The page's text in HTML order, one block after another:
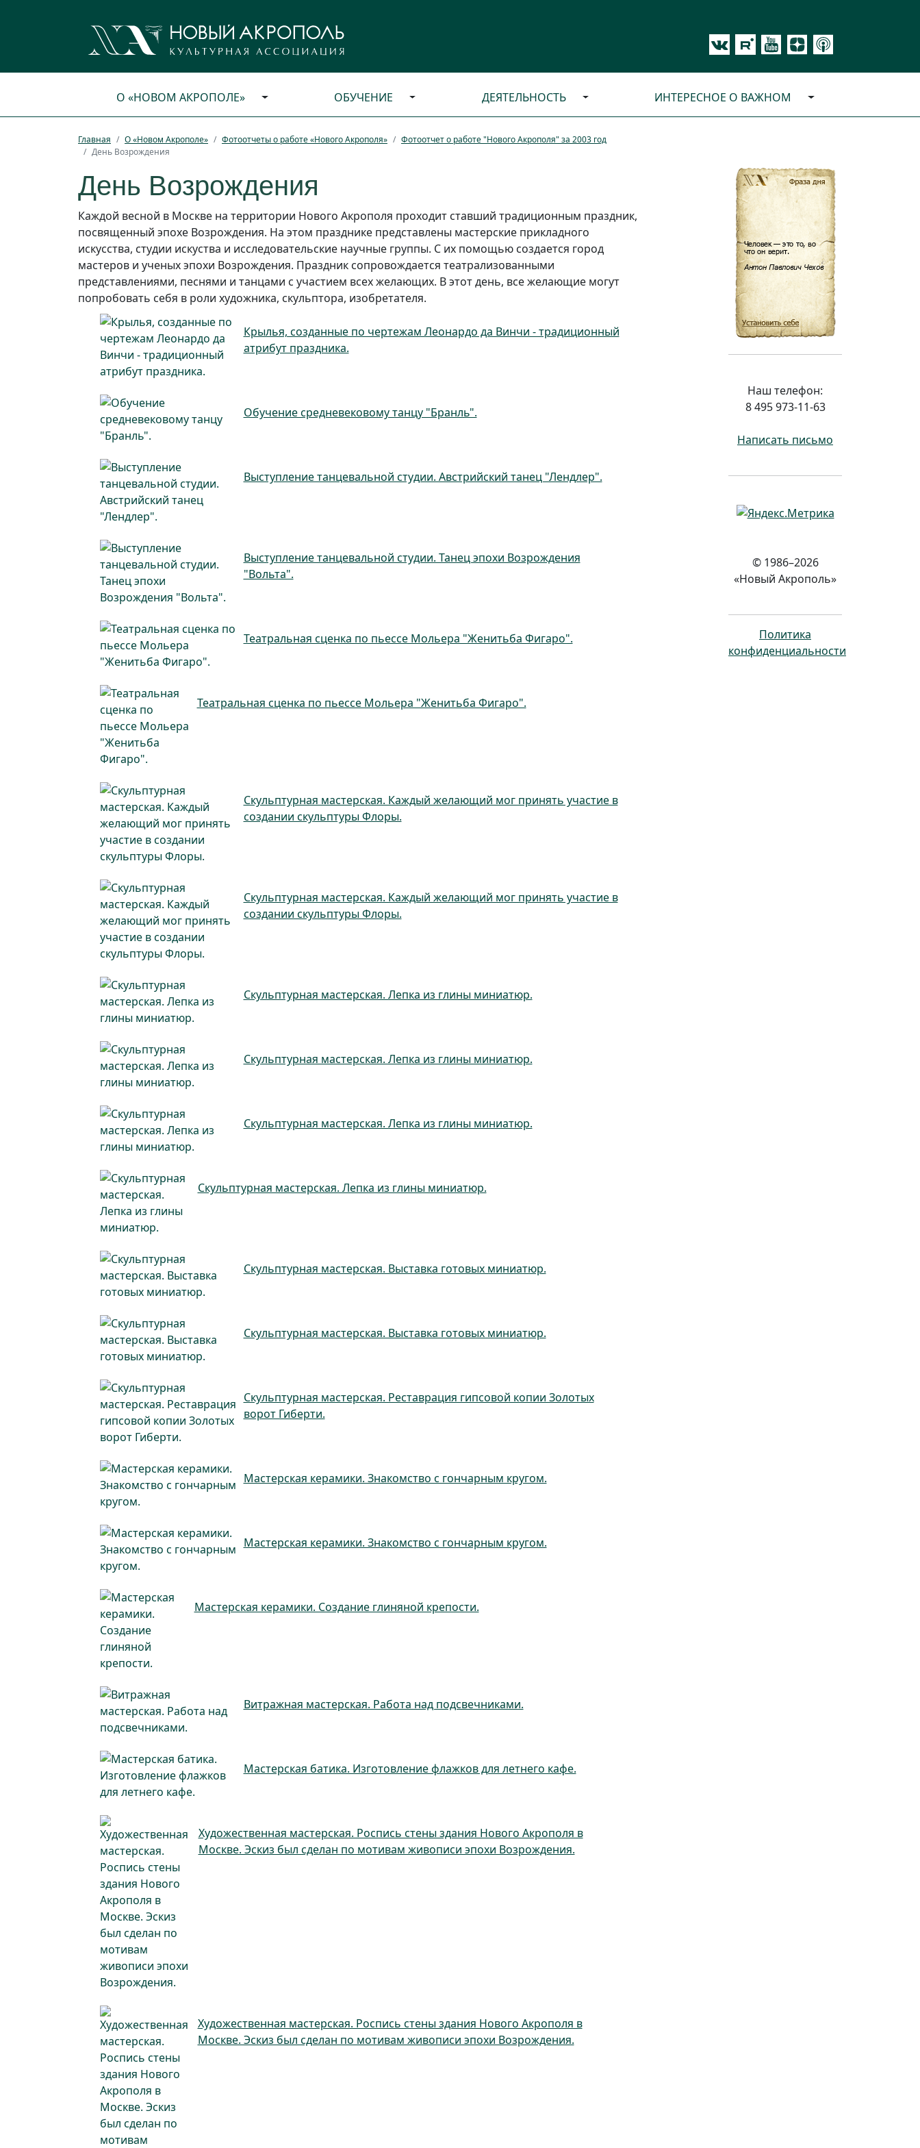
О «НОВОМ АКРОПОЛЕ» ОБУЧЕНИЕ ДЕЯТЕЛЬНОСТЬ ИНТЕРЕСНОЕ О ВАЖНОМ
Главная О «Новом Акрополе» Фотоотчеты о работе «Нового Акрополя»
Фотоотчет о работе "Нового Акрополя" за 2003 год
День Возрождения
День Возрождения
Каждой весной в Москве на территории Нового Акрополя проходит ставший традиционным праздник,
посвященный эпохе Возрождения. На этом празднике представлены мастерские прикладного
искусства, студии искуства и исследовательские научные группы. С их помощью создается город
мастеров и ученых эпохи Возрождения. Праздник сопровождается театрализованными
представлениями, песнями и танцами с участием всех желающих. В этот день, все желающие могут
попробовать себя в роли художника, скульптора, изобретателя.
Крылья, созданные по чертежам Леонардо да Винчи - традиционный
атрибут праздника.
Обучение средневековому танцу "Бранль".
Выступление танцевальной студии. Австрийский танец "Лендлер".
Выступление танцевальной студии. Танец эпохи Возрождения
"Вольта".
Театральная сценка по пьессе Мольера "Женитьба Фигаро".
Театральная сценка по пьессе Мольера "Женитьба Фигаро".
Скульптурная мастерская. Каждый желающий мог принять участие в
создании скульптуры Флоры.
Скульптурная мастерская. Каждый желающий мог принять участие в
создании скульптуры Флоры.
Скульптурная мастерская. Лепка из глины миниатюр.
Скульптурная мастерская. Лепка из глины миниатюр.
Скульптурная мастерская. Лепка из глины миниатюр.
Скульптурная мастерская. Лепка из глины миниатюр.
Скульптурная мастерская. Выставка готовых миниатюр.
Скульптурная мастерская. Выставка готовых миниатюр.
Скульптурная мастерская. Реставрация гипсовой копии Золотых
ворот Гиберти.
Мастерская керамики. Знакомство с гончарным кругом.
Мастерская керамики. Знакомство с гончарным кругом.
Мастерская керамики. Создание глиняной крепости.
Витражная мастерская. Работа над подсвечниками.
Мастерская батика. Изготовление флажков для летнего кафе.
Художественная мастерская. Роспись стены здания Нового Акрополя в
Москве. Эскиз был сделан по мотивам живописи эпохи Возрождения.
Художественная мастерская. Роспись стены здания Нового Акрополя в
Москве. Эскиз был сделан по мотивам живописи эпохи Возрождения.
Наш телефон:
8 495 973-11-63
Написать письмо
© 1986–2026
«Новый Акрополь»
Политика
конфиденциальности